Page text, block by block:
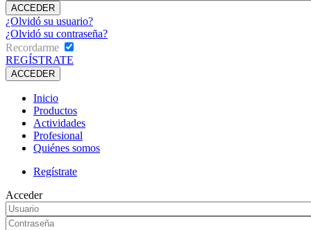
¿Olvidó su usuario?
¿Olvidó su contraseña?
Recordarme
REGÍSTRATE
Inicio
Productos
Actividades
Profesional
Quiénes somos
Regístrate
Acceder